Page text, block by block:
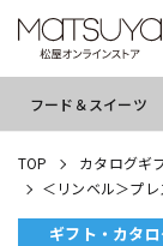
フード＆スイーツ
TOP カタログギ
＜リンベル＞プ
ギフト・カタ